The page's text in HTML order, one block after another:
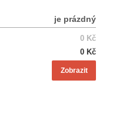
je prázdný
0 Kč
0 Kč
Zobrazit